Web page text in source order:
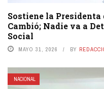
Sostiene la
Cambió; Nadie va a
Social
MAYO 31, 2026 BY
NACIONAL